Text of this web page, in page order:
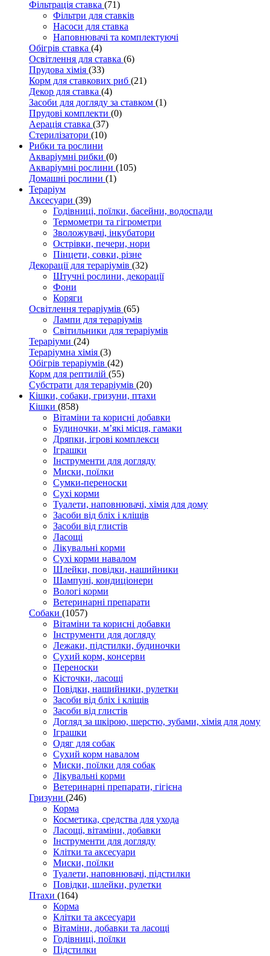
Фільтрація ставка (71)
Фільтри для ставків
Насоси для ставка
Наповнювачі та комплектуючі
Обігрів ставка (4)
Освітлення для ставка (6)
Прудова хімія (33)
Корм для ставкових риб (21)
Декор для ставка (4)
Засоби для догляду за ставком (1)
Прудові комплекти (0)
Аерація ставка (37)
Стерилізатори (10)
Рибки та рослини
Акваріумні рибки (0)
Акваріумні рослини (105)
Домашні рослини (1)
Тераріум
Аксесуари (39)
Годівниці, поїлки, басейни, водоспади
Термометри та гігрометри
Зволожувачі, інкубатори
Острівки, печери, нори
Пінцети, совки, різне
Декорації для тераріумів (32)
Штучні рослини, декорації
Фони
Коряги
Освітлення тераріумів (65)
Лампи для тераріумів
Світильники для тераріумів
Тераріуми (24)
Тераріумна хімія (3)
Обігрів тераріумів (42)
Корм для рептилій (55)
Субстрати для тераріумів (20)
Кішки, собаки, гризуни, птахи
Кішки (858)
Вітаміни та корисні добавки
Будиночки, м’які місця, гамаки
Дряпки, ігрові комплекси
Іграшки
Інструменти для догляду
Миски, поїлки
Сумки-переноски
Сухі корми
Туалети, наповнювачі, хімія для дому
Засоби від бліх і кліщів
Засоби від глистів
Ласощі
Лікувальні корми
Сухі корми навалом
Шлейки, повідки, нашийники
Шампуні, кондиціонери
Вологі корми
Ветеринарні препарати
Собаки (1057)
Вітаміни та корисні добавки
Інструменти для догляду
Лежаки, підстилки, будиночки
Сухий корм, консерви
Переноски
Кісточки, ласощі
Повідки, нашийники, рулетки
Засоби від бліх і кліщів
Засоби від глистів
Догляд за шкірою, шерстю, зубами, хімія для дому
Іграшки
Одяг для собак
Сухий корм навалом
Миски, поїлки для собак
Лікувальні корми
Ветеринарні препарати, гігієна
Гризуни (246)
Корма
Косметика, средства для ухода
Ласощі, вітаміни, добавки
Інструменти для догляду
Клітки та аксесуари
Миски, поїлки
Туалети, наповнювачі, підстилки
Повідки, шлейки, рулетки
Птахи (164)
Корма
Клітки та аксесуари
Вітаміни, добавки та ласощі
Годівниці, поїлки
Підстилки